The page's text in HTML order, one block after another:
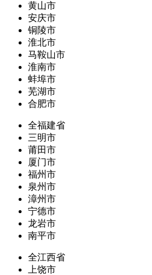
黄山市
安庆市
铜陵市
淮北市
马鞍山市
淮南市
蚌埠市
芜湖市
合肥市
全福建省
三明市
莆田市
厦门市
福州市
泉州市
漳州市
宁德市
龙岩市
南平市
全江西省
上饶市